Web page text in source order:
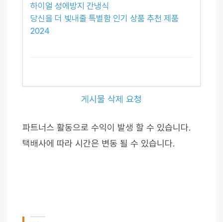
하이얼 성에방지 간냉식
당신을 더 빛내줄 특별함 인기 상품 추천 제품
2024
게시물 삭제 요청
파트너스 활동으로 수익이 발생 할 수 있습니다.
택배사에 따라 시간은 변동 될 수 있습니다.